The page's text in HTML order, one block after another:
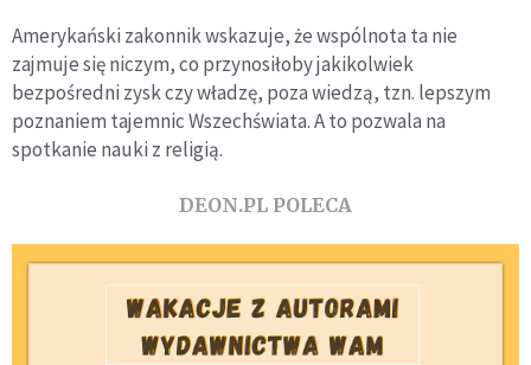
Amerykański zakonnik wskazuje, że wspólnota ta nie
zajmuje się niczym, co przynosiłoby jakikolwiek
bezpośredni zysk czy władzę, poza wiedzą, tzn. lepszym
poznaniem tajemnic Wszechświata. A to pozwala na
spotkanie nauki z religią.
DEON.PL POLECA